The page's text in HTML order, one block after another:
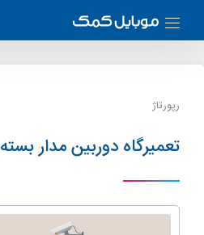
رپورتاژ
تعمیرگاه دوربین مدار بسته